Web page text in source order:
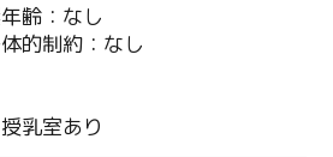
齢：なし
的制約：なし
乳室あり